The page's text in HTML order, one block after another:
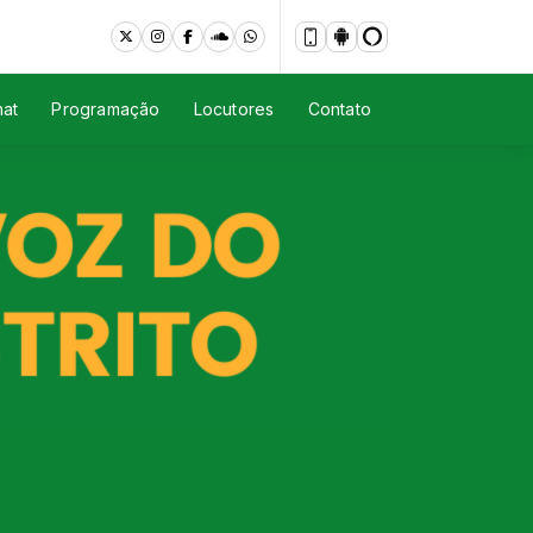
Programação Locutores Contato